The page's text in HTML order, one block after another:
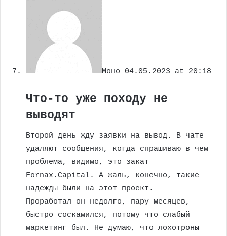
Моно 04.05.2023 at 20:18
Что-то уже походу не
выводят
Второй день жду заявки на вывод. В чате
удаляют сообщения, когда спрашиваю в чем
проблема, видимо, это закат
Fornax.Capital. А жаль, конечно, такие
надежды были на этот проект.
Проработал он недолго, пару месяцев,
быстро соскамился, потому что слабый
маркетинг был. Не думаю, что лохотроны